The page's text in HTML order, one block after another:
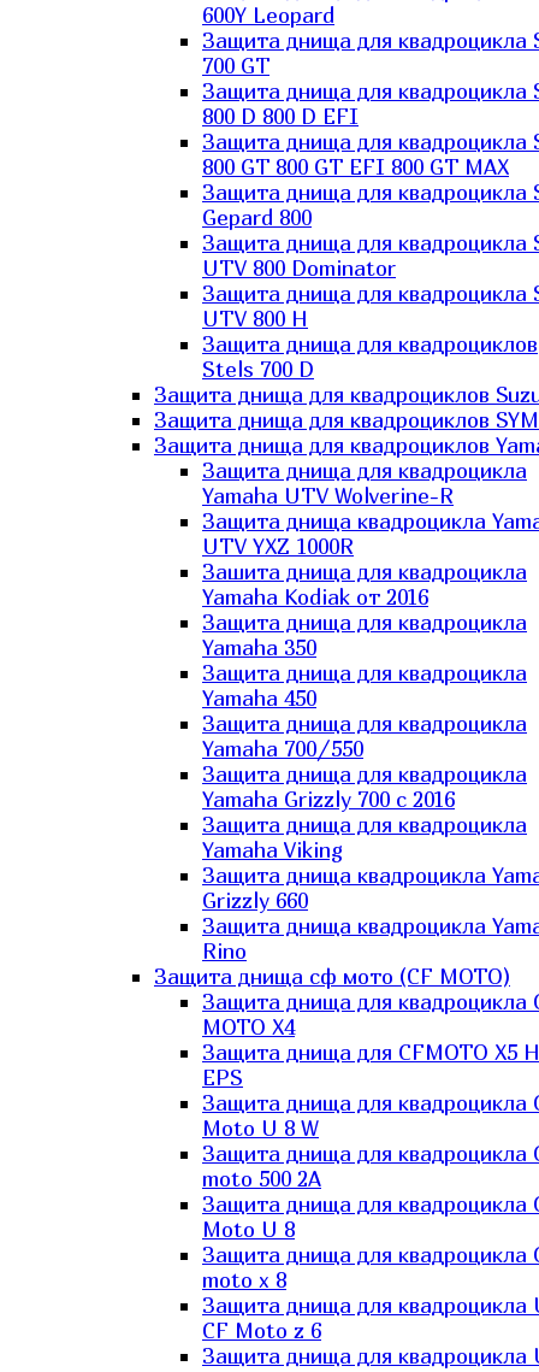
600Y Leopard
Защита днища для квадроцикла
700 GT
Защита днища для квадроцикла
800 D 800 D EFI
Защита днища для квадроцикла
800 GT 800 GT EFI 800 GT MAX
Защита днища для квадроцикла
Gepard 800
Защита днища для квадроцикла
UTV 800 Dominator
Защита днища для квадроцикла
UTV 800 H
Защита днища для квадроциклов
Stels 700 D
Защита днища для квадроциклов
Защита днища для квадроциклов SYM
Защита днища для квадроциклов
Защита днища для квадроцикла
Yamaha UTV Wolverine-R
Защита днища квадроцикла
UTV YXZ 1000R
Зашита днища для квадроцикла
Yamaha Kodiak от 2016
Защита днища для квадроцикла
Yamaha 350
Защита днища для квадроцикла
Yamaha 450
Защита днища для квадроцикла
Yamaha 700/550
Защита днища для квадроцикла
Yamaha Grizzly 700 с 2016
Защита днища для квадроцикла
Yamaha Viking
Защита днища квадроцикла
Grizzly 660
Защита днища квадроцикла
Rino
Защита днища сф мото (CF MOTO)
Защита днища для квадроцикла
MOTO X4
Защита днища для CFMOTO X5
EPS
Защита днища для квадроцикла
Moto U 8 W
Защита днища для квадроцикла
moto 500 2A
Защита днища для квадроцикла
Moto U 8
Защита днища для квадроцикла
moto x 8
Защита днища для квадроцикла
CF Moto z 6
Защита днища для квадроцикла